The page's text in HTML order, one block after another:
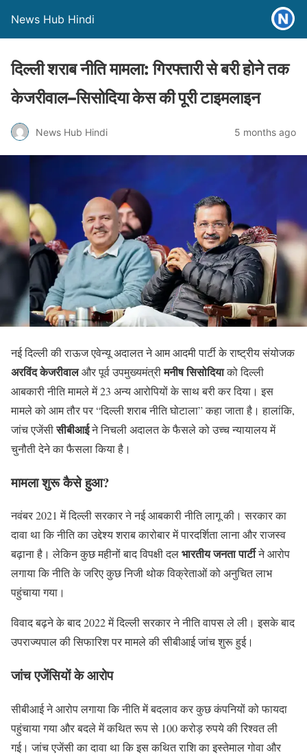
News Hub Hindi
दिल्ली शराब नीति मामला: गिरफ्तारी से बरी होने तक
केजरीवाल–सिसोदिया केस की पूरी टाइमलाइन
News Hub Hindi 5 months ago
नई दिल्ली की राऊज एवेन्यू अदालत ने आम आदमी पार्टी के राष्ट्रीय संयोजक
अरविंद केजरीवालऔर पूर्व उपमुख्यमंत्रीमनीष सिसोदियाको दिल्ली
आबकारी नीति मामले में 23 अन्य आरोपियों के साथ बरी कर दिया। इस
मामले को आम तौर पर “दिल्ली शराब नीति घोटाला” कहा जाता है। हालांकि,
जांच एजेंसीसीबीआईने निचली अदालत के फैसले को उच्च न्यायालय में
चुनौती देने का फैसला किया है।
मामला शुरू कैसे हुआ?
नवंबर 2021 में दिल्ली सरकार ने नई आबकारी नीति लागू की। सरकार का
दावा था कि नीति का उद्देश्य शराब कारोबार में पारदर्शिता लाना और राजस्व
बढ़ाना है। लेकिन कुछ महीनों बाद विपक्षी दलभारतीय जनता पार्टीने आरोप
लगाया कि नीति के जरिए कुछ निजी थोक विक्रेताओं को अनुचित लाभ
पहुंचाया गया।
विवाद बढ़ने के बाद 2022 में दिल्ली सरकार ने नीति वापस ले ली। इसके बाद
उपराज्यपाल की सिफारिश पर मामले की सीबीआई जांच शुरू हुई।
जांच एजेंसियों के आरोप
सीबीआई ने आरोप लगाया कि नीति में बदलाव कर कुछ कंपनियों को फायदा
पहुंचाया गया और बदले में कथित रूप से 100 करोड़ रुपये की रिश्वत ली
गई। जांच एजेंसी का दावा था कि इस कथित राशि का इस्तेमाल गोवा और